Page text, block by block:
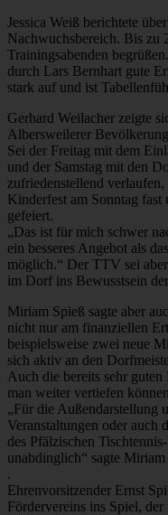
Jessica Weiß berichtete
Nachwuchsbereich. Bis zu
Trainingsabenden
durch Lars Bernhart gute
stark auf und ist
Gerhard Weilacher zeigte
Albersweilerer
Sei der Freitag mit dem
und der Samstag mit den
zufriedenstellend
Kinderfest am Sonntag
gefeiert.
„Das ist für mich schwer
ein besseres Angebot als
möglich.“ Der TTV sei
im Dorf ins Bewusstsein
Miriam Spieß sagte aber
nicht nur am finanziellen
beispielsweise zwei neue
sich aktiv an den
Auch die bereits sehr
man weiter vertiefen
„Für die Außendarstellung
Veranstaltungen oder auch
des Pfälzischen
unabdinglich“ sagte
.
Ehrenvorsitzender Ernst
Fördervereins ins Spiel,